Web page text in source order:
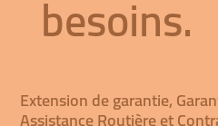
besoins.
Extension de garantie,
pour